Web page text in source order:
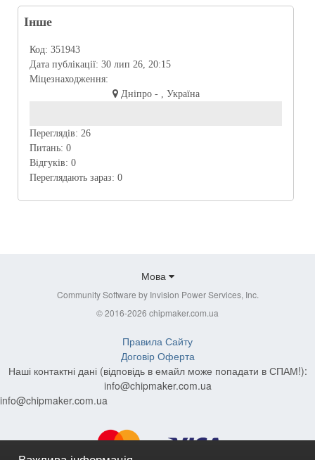
Інше
Код: 351943
Дата публікації: 30 лип 26, 20:15
Міцезнаходження:
Дніпро - , Україна
Переглядів: 26
Питань: 0
Відгуків: 0
Переглядають зараз: 0
Мова
Community Software by Invision Power Services, Inc.
© 2016-2026 chipmaker.com.ua
Правила Сайту
Договір Оферта
Наші контактні дані (відповідь в емайл може попадати в СПАМ!):
info@chipmaker.com.ua
info@chipmaker.com.ua